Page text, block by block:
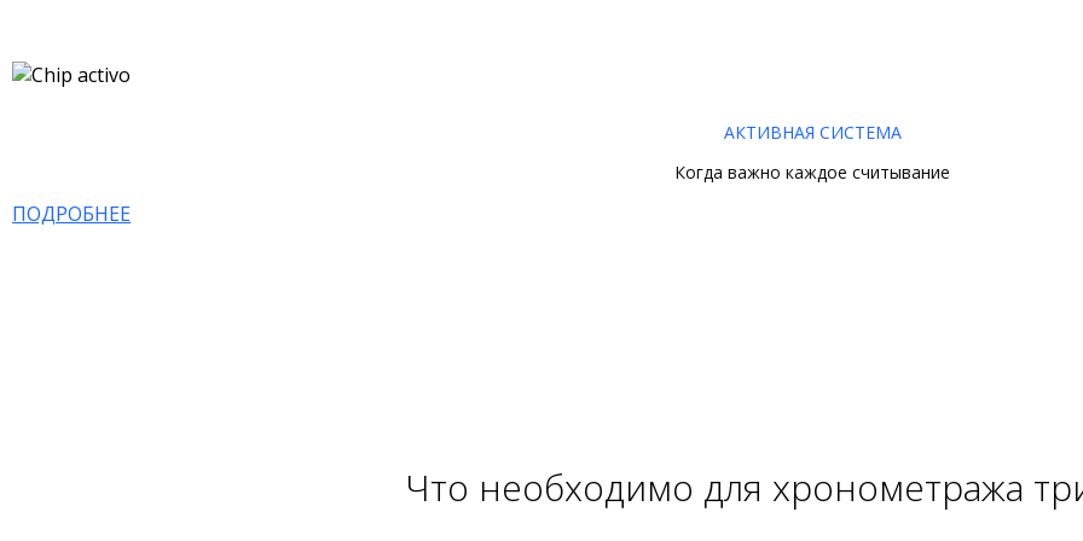
АКТИВНАЯ СИСТЕМА
Когда важно каждое считывание
ПОДРОБНЕЕ
Что необходимо для хронометража